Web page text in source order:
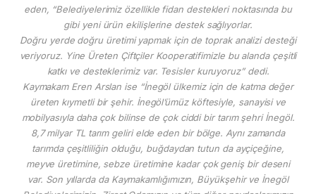
eden, “Belediyelerimiz özellikle fidan destekleri noktasında bu
gibi yeni ürün ekilişlerine destek sağlıyorlar.
Doğru yerde doğru üretimi yapmak için de toprak analizi desteği
veriyoruz. Yine Üreten Çiftçiler Kooperatifimizle bu alanda çeşitli
katkı ve desteklerimiz var. Tesisler kuruyoruz” dedi.
Kaymakam Eren Arslan ise “İnegöl ülkemiz için de katma değer
üreten kıymetli bir şehir. İnegöl’ümüz köftesiyle, sanayisi ve
mobilyasıyla daha çok bilinse de çok ciddi bir tarım şehri İnegöl.
8,7 milyar TL tarım geliri elde eden bir bölge. Aynı zamanda
tarımda çeşitliliğin olduğu, buğdaydan tutun da ayçiçeğine,
meyve üretimine, sebze üretimine kadar çok geniş bir deseni
var. Son yıllarda da Kaymakamlığımızın, Büyükşehir ve İnegöl